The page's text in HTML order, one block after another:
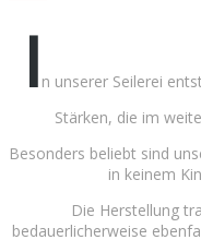
I n unserer Seilerei
Stärken, die im
Besonders beliebt sind
in keinem
Die Herstellung
bedauerlicherweise